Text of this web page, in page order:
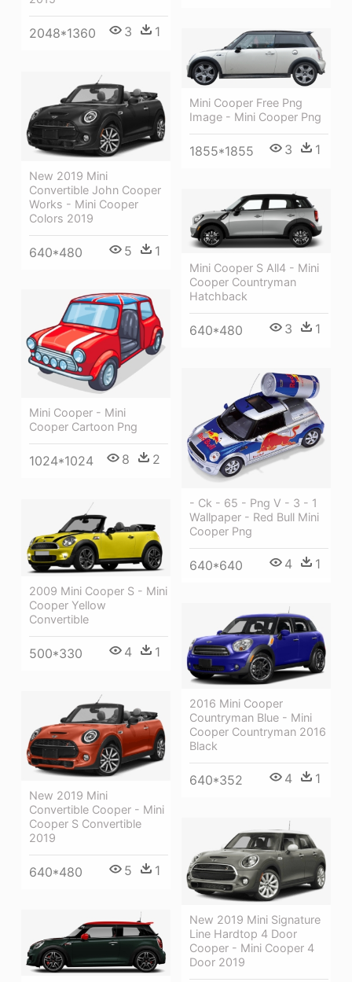
2048*1360 3 1
Mini Cooper Free Png
Image - Mini Cooper Png
1855*1855 3 1
New 2019 Mini
Convertible John Cooper
Works - Mini Cooper
Colors 2019
640*480 5 1
Mini Cooper S All4 - Mini
Cooper Countryman
Hatchback
640*480 3 1
Mini Cooper - Mini
Cooper Cartoon Png
1024*1024 8 2
- Ck - 65 - Png V - 3 - 1
Wallpaper - Red Bull Mini
Cooper Png
640*640 4 1
2009 Mini Cooper S - Mini
Cooper Yellow
Convertible
500*330 4 1
2016 Mini Cooper
Countryman Blue - Mini
Cooper Countryman 2016
Black
640*352 4 1
New 2019 Mini
Convertible Cooper - Mini
Cooper S Convertible
2019
640*480 5 1
New 2019 Mini Signature
Line Hardtop 4 Door
Cooper - Mini Cooper 4
Door 2019